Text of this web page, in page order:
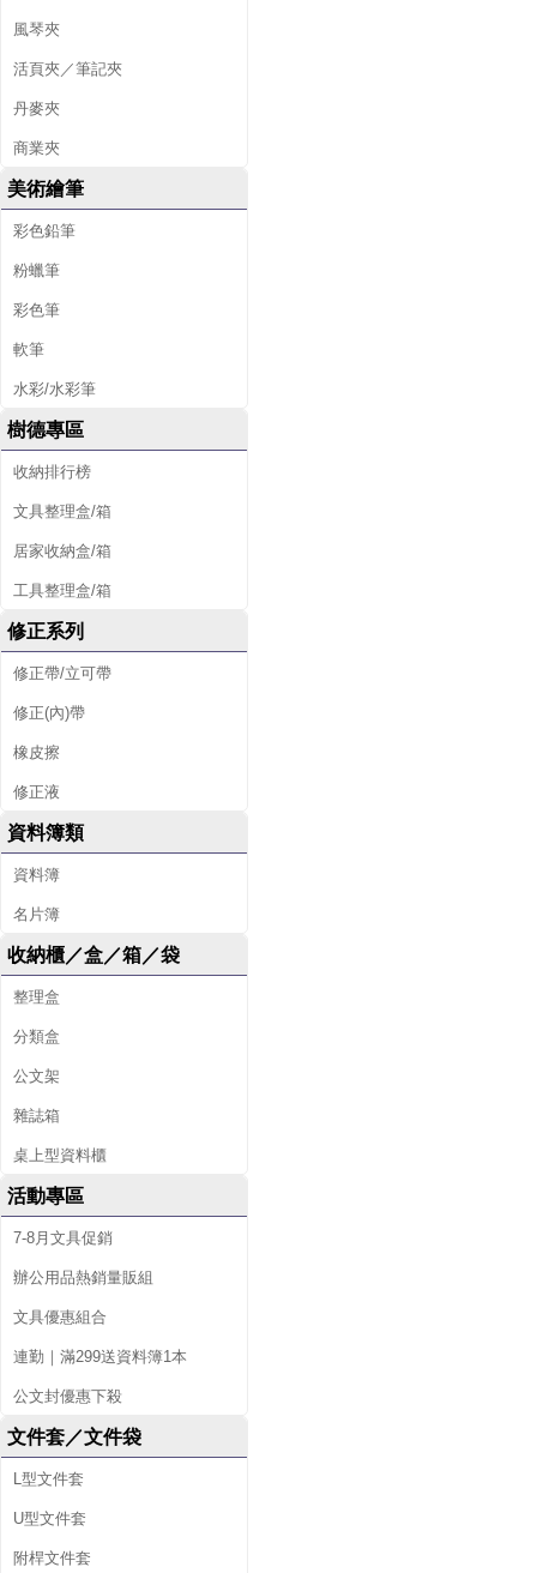
風琴夾
活頁夾／筆記夾
丹麥夾
商業夾
美術繪筆
彩色鉛筆
粉蠟筆
彩色筆
軟筆
水彩/水彩筆
樹德專區
收納排行榜
文具整理盒/箱
居家收納盒/箱
工具整理盒/箱
修正系列
修正帶/立可帶
修正(內)帶
橡皮擦
修正液
資料簿類
資料簿
名片簿
收納櫃／盒／箱／袋
整理盒
分類盒
公文架
雜誌箱
桌上型資料櫃
活動專區
7-8月文具促銷
辦公用品熱銷量販組
文具優惠組合
連勤｜滿299送資料簿1本
公文封優惠下殺
文件套／文件袋
L型文件套
U型文件套
附桿文件套